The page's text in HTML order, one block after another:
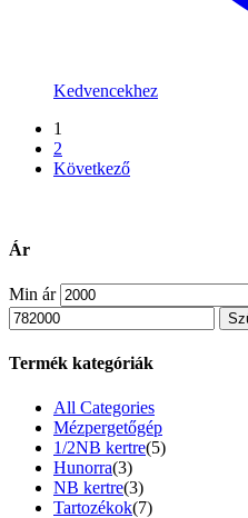
Kedvencekhez
1
2
Következő
Ár
Min ár
Termék kategóriák
All Categories
Mézpergetőgép
1/2NB kertre(5)
Hunorra(3)
NB kertre(3)
Tartozékok(7)